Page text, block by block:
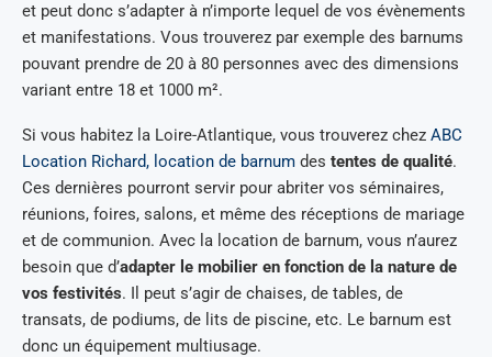
et peut donc s’adapter à n’importe lequel de vos évènements
et manifestations. Vous trouverez par exemple des barnums
pouvant prendre de 20 à 80 personnes avec des dimensions
variant entre 18 et 1000 m².
Si vous habitez la Loire-Atlantique, vous trouverez chez ABC
Location Richard, location de barnum des tentes de qualité.
Ces dernières pourront servir pour abriter vos séminaires,
réunions, foires, salons, et même des réceptions de mariage
et de communion. Avec la location de barnum, vous n’aurez
besoin que d’adapter le mobilier en fonction de la nature de
vos festivités. Il peut s’agir de chaises, de tables, de
transats, de podiums, de lits de piscine, etc. Le barnum est
donc un équipement multiusage.